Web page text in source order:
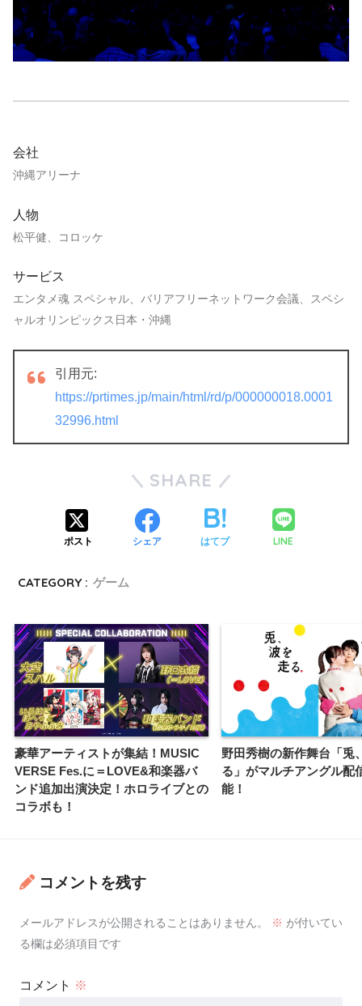
会社
沖縄アリーナ
人物
松平健、コロッケ
サービス
エンタメ魂 スペシャル、バリアフリーネットワーク会議、スペシ
ャルオリンピックス日本・沖縄
引用元:
https://prtimes.jp/main/html/rd/p/000000018.0001
32996.html
SHARE
ポスト シェア はてブ LINE
CATEGORY : ゲーム
豪華アーティストが集結！MUSIC
VERSE Fes.に＝LOVE&和楽器バ
ンド追加出演決定！ホロライブとの
コラボも！
野田秀樹の新作舞台「兎
る」がマルチアングル配
能！
コメントを残す
メールアドレスが公開されることはありません。 ※ が付いてい
る欄は必須項目です
コメント ※